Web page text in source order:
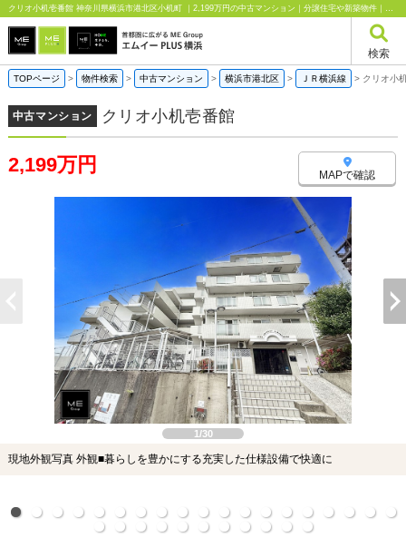
クリオ小机壱番館 神奈川県横浜市港北区小机町 ｜2,199万円の中古マンション｜分譲住宅や新築物件｜エムイーPLUS横浜
検索
TOPページ > 物件検索 > 中古マンション > 横浜市港北区 > ＪＲ横浜線 > クリオ小
中古マンション クリオ小机壱番館
2,199万円 MAPで確認
1/30
現地外観写真 外観■暮らしを豊かにする充実した仕様設備で快適に